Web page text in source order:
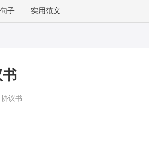
句子 实用范文
协议书